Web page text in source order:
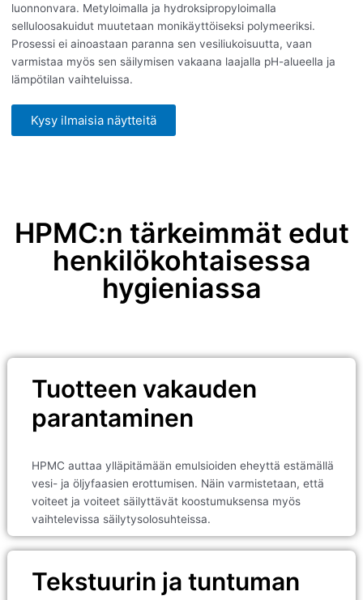
luonnonvara. Metyloimalla ja hydroksipropyloimalla
selluloosakuidut muutetaan monikäyttöiseksi polymeeriksi.
Prosessi ei ainoastaan paranna sen vesiliukoisuutta, vaan
varmistaa myös sen säilymisen vakaana laajalla pH-alueella ja
lämpötilan vaihteluissa.
Kysy ilmaisia näytteitä
HPMC:n tärkeimmät edut
henkilökohtaisessa
hygieniassa
Tuotteen vakauden
parantaminen
HPMC auttaa ylläpitämään emulsioiden eheyttä estämällä
vesi- ja öljyfaasien erottumisen. Näin varmistetaan, että
voiteet ja voiteet säilyttävät koostumuksensa myös
vaihtelevissa säilytysolosuhteissa.
Tekstuurin ja tuntuman